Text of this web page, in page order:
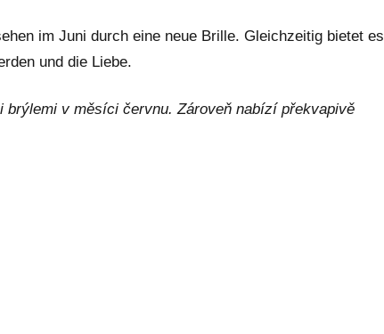
im Juni durch eine neue Brille. Gleichzeitig bietet es
und die Liebe.
v měsíci červnu. Zároveň nabízí překvapivě